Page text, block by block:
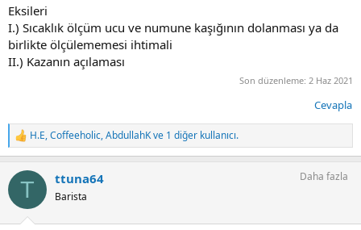
Eksileri
I.) Sıcaklık ölçüm ucu ve numune kaşığının dolanması ya da
birlikte ölçülememesi ihtimali
II.) Kazanın açılaması
Son düzenleme: 2 Haz 2021
Cevapla
T
e
k
l
H.E,Coffeeholic,AbdullahKve 1 diğer kullanıcı.
T ttuna64
Barista
Daha fazla